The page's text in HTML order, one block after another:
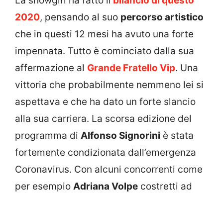
2020, pensando al suo percorso artistico
che in questi 12 mesi ha avuto una forte
impennata. Tutto è cominciato dalla sua
affermazione al Grande Fratello Vip. Una
vittoria che probabilmente nemmeno lei si
aspettava e che ha dato un forte slancio
alla sua carriera. La scorsa edizione del
programma di Alfonso Signorini è stata
fortemente condizionata dall’emergenza
Coronavirus. Con alcuni concorrenti come
per esempio Adriana Volpe costretti ad